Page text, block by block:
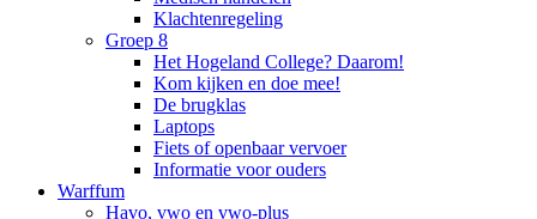
Klachtenregeling
Groep 8
Het Hogeland College? Daarom!
Kom kijken en doe mee!
De brugklas
Laptops
Fiets of openbaar vervoer
Informatie voor ouders
Warffum
Havo, vwo en vwo-plus